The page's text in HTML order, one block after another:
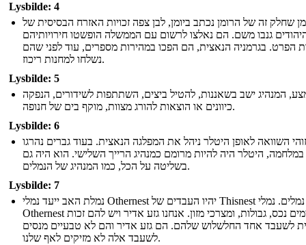
Lysbilde: 4
שחלק זה של הרומן נכתב ביומן, לבן צפה זכויות האזרח הבסיסית של
גנבו משם. הם נאלצו לרשום עם הממשלה הופשטו חירויותיהם
הפרט. בגרמניה הנאצית, הם הפכו במהירות מספרים, עוד לפני שהם
נשלחו למחנות ריכוז.
Lysbilde: 5
המנהיג ישב בשאננות, להטיל ביצים, השתתפות לשידורים, הנפקה
כיוונים או הוצאות להורג מצוות, מוקף בים של חנופה.
Lysbilde: 6
זוהי השוואה לאופן היטלר ניהל את המפלגה הנאצית. בעוד גברים נהרגו
במלחמה, היטלר היה להיות מרומם כמנהיג הרייך השלישי. הוא היה גם
בשליטה על הכל, כמו המנהיג של הנמלים.
Lysbilde: 7
נמלת האב ייעד נמלי Othernest יהיו העבדים של Thisnest נמלים. נמלי
Othernest מאיימים נכס, גבולות, ומצרכי מזון. אנחנו גזע אדיר ויש להם זכות
לשעבד אחד החלשלוש שלהם. הם גזע אדיר והם לא טבעיים מנסים
לשעבד אלה לא מזיקים לאף שלנו.